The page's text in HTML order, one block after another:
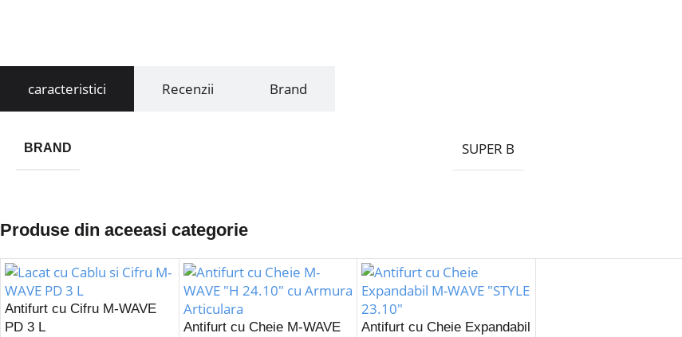
caracteristici Recenzii Brand
BRAND SUPER B
Produse din aceeasi categorie
Antifurt cu Cifru M-WAVE
PD 3 L
Antifurt cu Cheie M-WAVE
Antifurt cu Cheie Expandabil